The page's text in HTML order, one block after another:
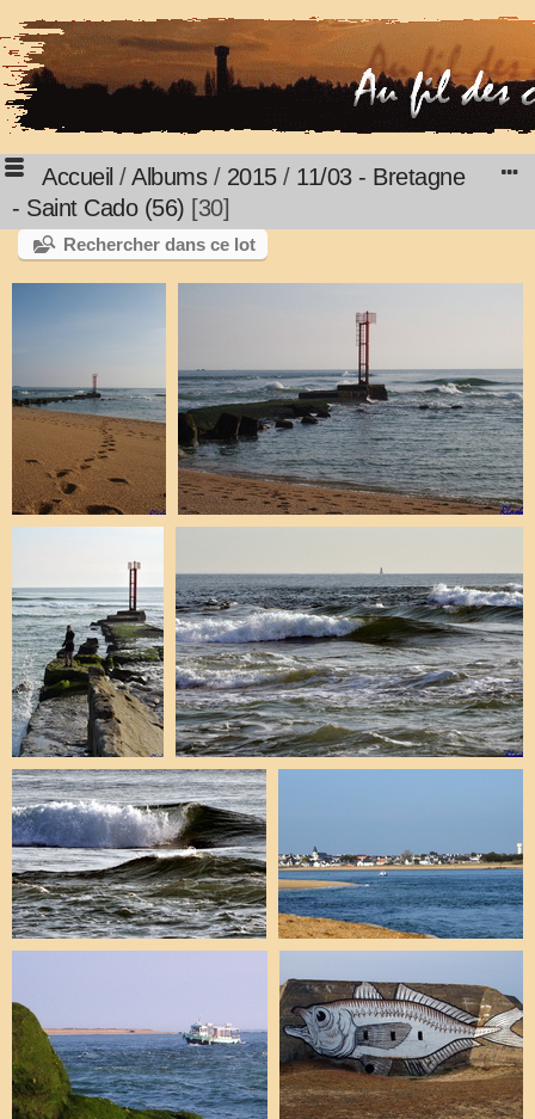
Accueil /Albums/ 2015/ 11/03 - Bretagne
- Saint Cado (56) 30
Rechercher dans ce lot